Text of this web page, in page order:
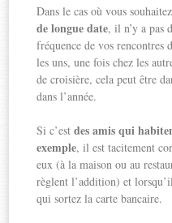
Dans le cas où vous
de longue date, il n’y a pas
fréquence de vos rencontres
les uns, une fois chez les
de croisière, cela peut être
dans l’année.
Si c’estdes amis qui
exemple, il est tacitement
eux (à la maison ou au
règlent l’addition) et
qui sortez la carte bancaire.